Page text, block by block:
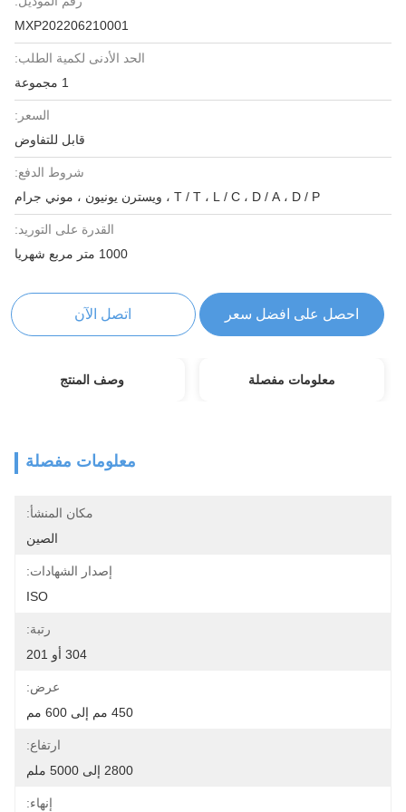
MXP202206210001
الحد الأدنى لكمية الطلب:
السعر:
قابل للتفاوض
شروط الدفع:
T / T ، L / C ، D / A ، D / P ، ويسترن يونيون ، موني جرام
القدرة على التوريد:
1000 متر مربع شهريا
احصل على افضل سعر اتصل الآن
معلومات مفصلة وصف المنتج
معلومات مفصلة
مكان المنشأ:
الصين
إصدار الشهادات:
ISO
رتبة:
304 أو 201
عرض:
450 مم إلى 600 مم
ارتفاع:
2800 إلى 5000 ملم
إنهاء: